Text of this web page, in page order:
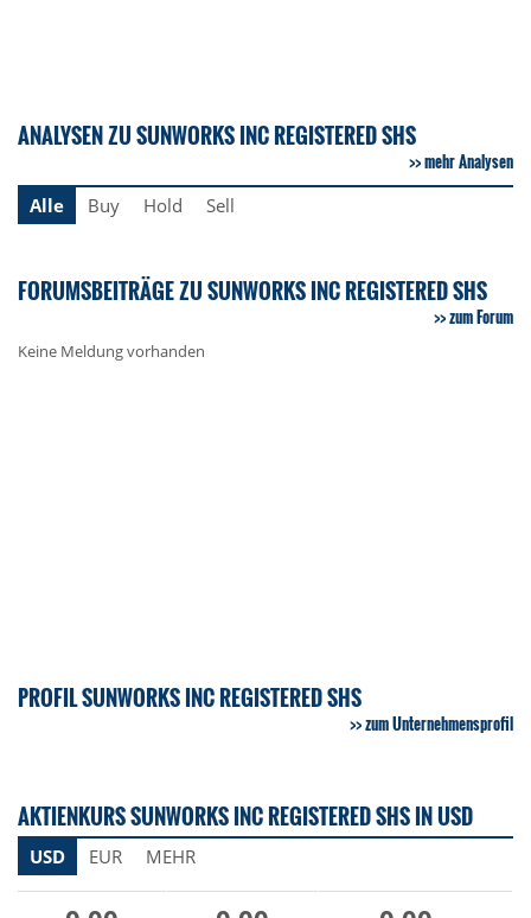
ANALYSEN ZU SUNWORKS INC REGISTERED SHS
mehr Analysen
Alle
Buy Hold Sell
FORUMSBEITRÄGE ZU SUNWORKS INC REGISTERED SHS
zum Forum
Keine Meldung vorhanden
PROFIL SUNWORKS INC REGISTERED SHS
zum Unternehmensprofil
AKTIENKURS SUNWORKS INC REGISTERED SHS IN USD
USD EUR MEHR